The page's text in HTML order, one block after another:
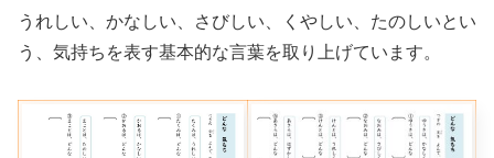
うれしい、かなしい、さびしい、くやしい、たのしいとい
う、気持ちを表す基本的な言葉を取り上げています。